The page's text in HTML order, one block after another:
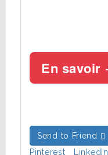
Send to Friend
Pinterest
LinkedIn